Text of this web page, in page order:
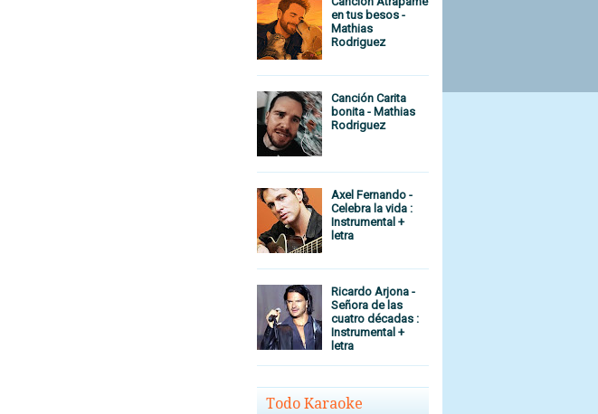
en tus besos -
Mathias
Rodriguez
Canción Carita
bonita - Mathias
Rodriguez
Axel Fernando -
Celebra la vida :
Instrumental +
letra
Ricardo Arjona -
Señora de las
cuatro décadas :
Instrumental +
letra
Todo Karaoke